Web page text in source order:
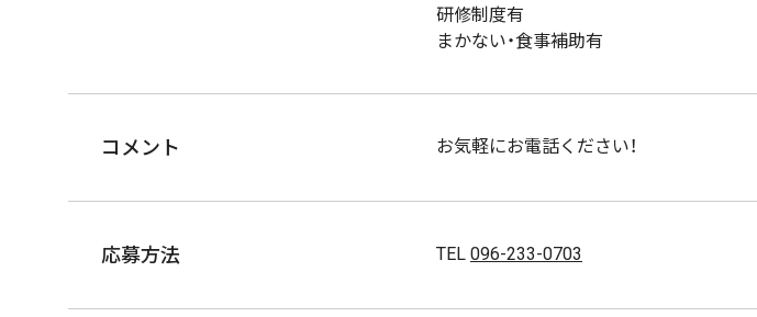
研修制度有
まかない・食事補助有
コメント お気軽にお電話ください！
応募方法 TEL 096-233-0703